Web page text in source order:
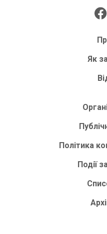
Як
Політика
Події